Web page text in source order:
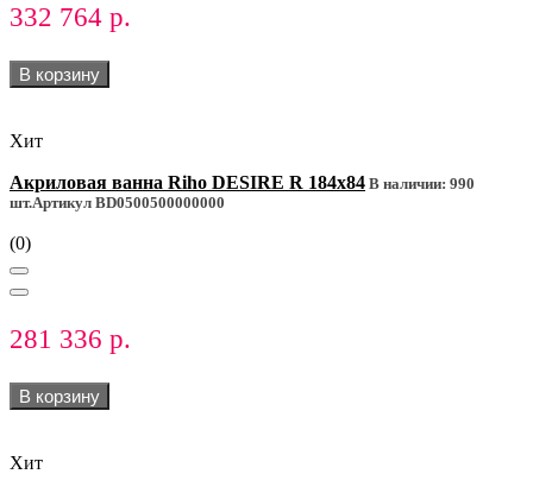
332 764 р.
В корзину
Хит
Акриловая ванна Riho DESIRE R 184x84 В наличии: 990
шт.Артикул BD0500500000000
(0)
281 336 р.
В корзину
Хит